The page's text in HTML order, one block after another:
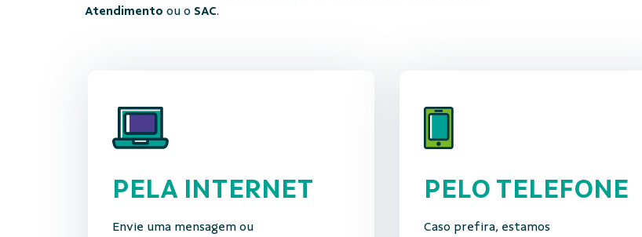
Atendimento ou o SAC.
PELA INTERNET
Envie uma mensagem ou
PELO TELEFONE
Caso prefira, estamos